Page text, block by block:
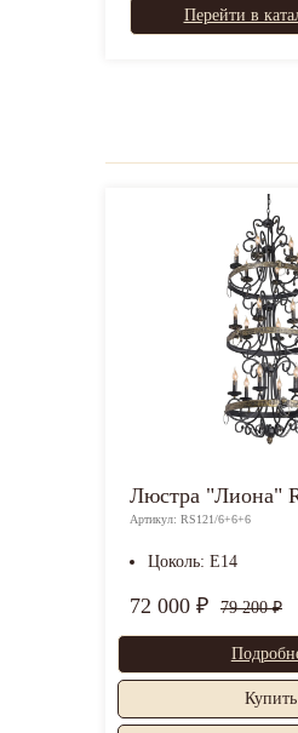
Перейти в
Люстра "Лиона"
Артикул: RS121/6+6+6
Цоколь: E14
72 000 ₽ 79 200 ₽
Купить